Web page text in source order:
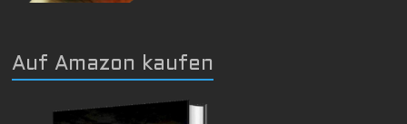
Auf Amazon kaufen